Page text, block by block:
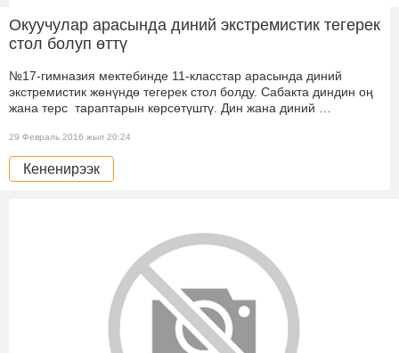
Окуучулар арасында диний экстремистик тегерек
стол болуп өттү
№17-гимназия мектебинде 11-класстар арасында диний
экстремистик жөнүндө тегерек стол болду. Сабакта диндин оң
жана терс тараптарын көрсөтүштү. Дин жана диний …
29 Февраль 2016 жыл 20:24
Кененирээк